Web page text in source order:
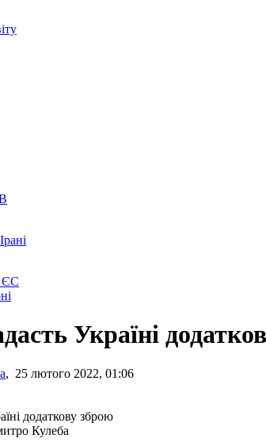
ЄС
Україні
, 25 лютого 2022, 01:06
Кулеба